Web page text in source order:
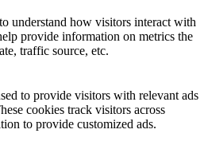
understand how visitors interact with
provide information on metrics the
traffic source, etc.
to provide visitors with relevant ads
cookies track visitors across
to provide customized ads.